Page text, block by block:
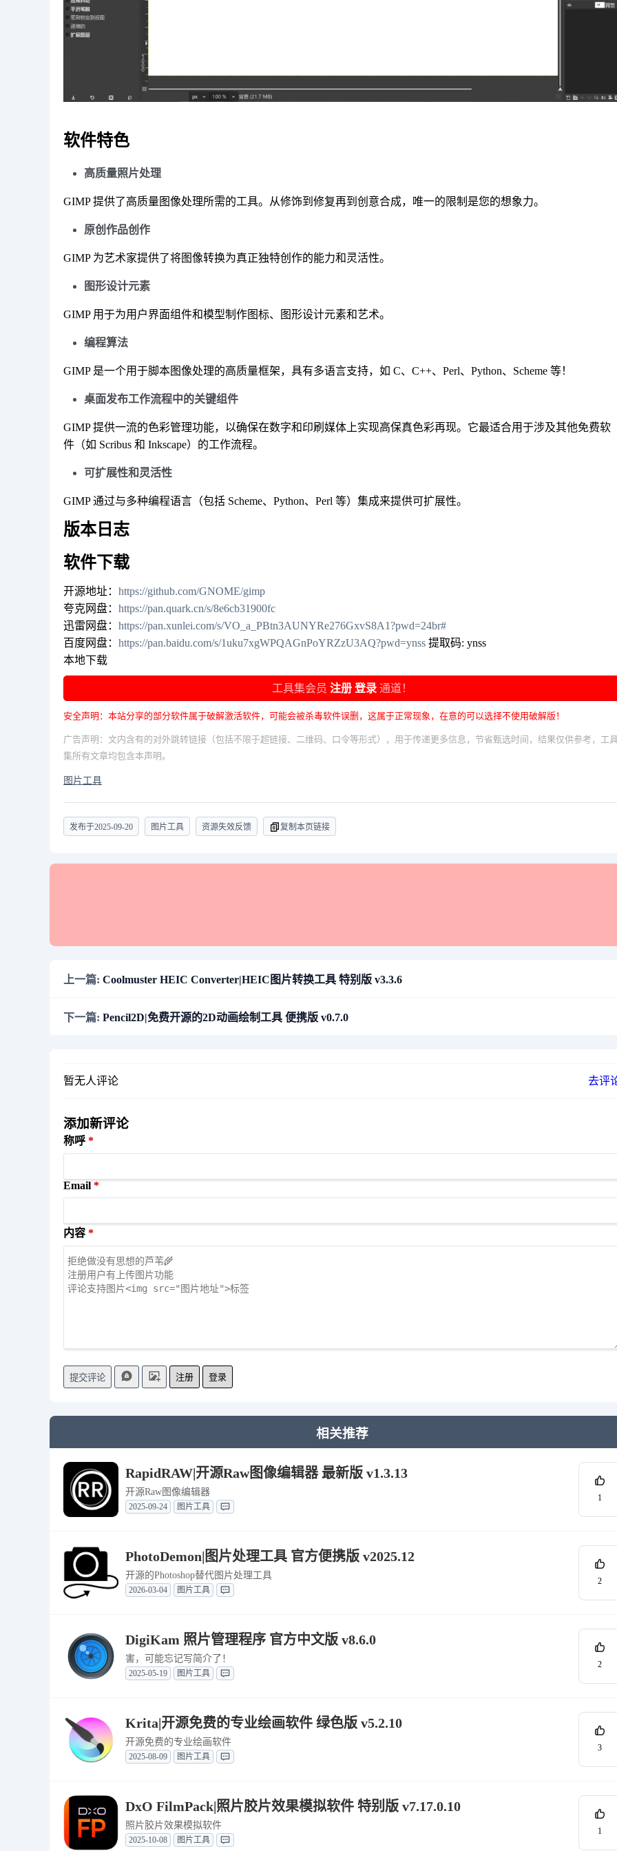
软件特色
高质量照片处理
GIMP 提供了高质量图像处理所需的工具。从修饰到修复再到创意合成，唯一的限制是您的想象力。
原创作品创作
GIMP 为艺术家提供了将图像转换为真正独特创作的能力和灵活性。
图形设计元素
GIMP 用于为用户界面组件和模型制作图标、图形设计元素和艺术。
编程算法
GIMP 是一个用于脚本图像处理的高质量框架，具有多语言支持，如 C、C++、Perl、Python、Scheme 等！
桌面发布工作流程中的关键组件
GIMP 提供一流的色彩管理功能，以确保在数字和印刷媒体上实现高保真色彩再现。它最适合用于涉及其他免费软
件（如 Scribus 和 Inkscape）的工作流程。
可扩展性和灵活性
GIMP 通过与多种编程语言（包括 Scheme、Python、Perl 等）集成来提供可扩展性。
版本日志
软件下载
开源地址： https://github.com/GNOME/gimp
夸克网盘： https://pan.quark.cn/s/8e6cb31900fc
迅雷网盘： https://pan.xunlei.com/s/VO_a_PBtn3AUNYRe276GxvS8A1?pwd=24br#
百度网盘： https://pan.baidu.com/s/1uku7xgWPQAGnPoYRZzU3AQ?pwd=ynss 提取码: ynss
本地下载
工具集会员 注册 登录 通道！
安全声明：本站分享的部分软件属于破解激活软件，可能会被杀毒软件误删，这属于正常现象，在意的可以选择不使用破解版！
广告声明：文内含有的对外跳转链接（包括不限于超链接、二维码、口令等形式），用于传递更多信息，节省甄选时间，结果仅供参考，工
集所有文章均包含本声明。
图片工具
发布于2025-09-20 图片工具 资源失效反馈 复制本页链接
上一篇: Coolmuster HEIC Converter|HEIC图片转换工具 特别版 v3.3.6
下一篇: Pencil2D|免费开源的2D动画绘制工具 便携版 v0.7.0
暂无人评论 去评
添加新评论
称呼
Email
内容
提交评论 注册 登录
相关推荐
RapidRAW|开源Raw图像编辑器 最新版 v1.3.13
开源Raw图像编辑器
2025-09-24 图片工具
1
PhotoDemon|图片处理工具 官方便携版 v2025.12
开源的Photoshop替代图片处理工具
2026-03-04 图片工具
2
DigiKam 照片管理程序 官方中文版 v8.6.0
害，可能忘记写简介了！
2025-05-19 图片工具
2
Krita|开源免费的专业绘画软件 绿色版 v5.2.10
开源免费的专业绘画软件
2025-08-09 图片工具
3
DxO FilmPack|照片胶片效果模拟软件 特别版 v7.17.0.10
照片胶片效果模拟软件
2025-10-08 图片工具
1